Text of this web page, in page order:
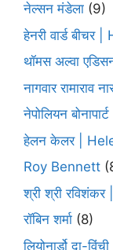
नेल्सन मंडेला (9)
हेनरी वार्ड
थॉमस अल्वा
नागवार रामाराव
नेपोलियन बोनापार्ट
हेलन केलर |
Roy Bennett
श्री श्री
रॉबिन शर्मा (8)
लियोनार्डो दा-विंची